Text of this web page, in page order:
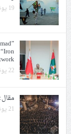
19 يونيو 2026
22 يونيو 2026
21 يونيو 2026